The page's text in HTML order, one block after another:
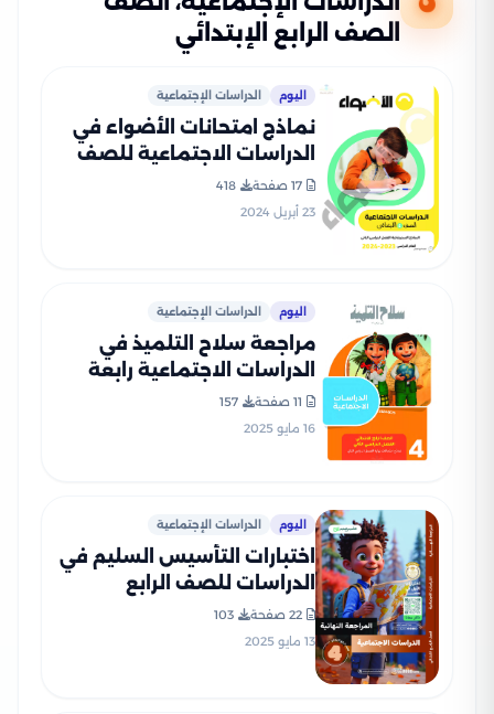
الصف الرابع الإبتدائي
اليوم الدراسات الإجتماعية
نماذج امتحانات الأضواء في
الدراسات الاجتماعية للصف
الرابع الابتدائي الترم الثاني
2024 بصيغة PDF
17 صفحة
418
23 أبريل 2024
اليوم الدراسات الإجتماعية
مراجعة سلاح التلميذ في
الدراسات الاجتماعية رابعة
بالاجابات
11 صفحة
157
16 مايو 2025
اليوم الدراسات الإجتماعية
اختبارات التأسيس السليم في
الدراسات للصف الرابع
PDF بالاجابات
22 صفحة
103
13 مايو 2025